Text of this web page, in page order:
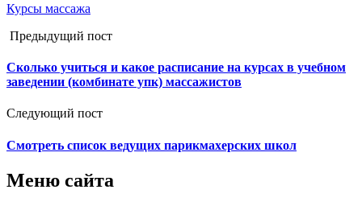
Курсы массажа
Предыдущий пост
Сколько учиться и какое расписание на курсах в учебном
заведении (комбинате упк) массажистов
Следующий пост
Смотреть список ведущих парикмахерских школ
Меню сайта